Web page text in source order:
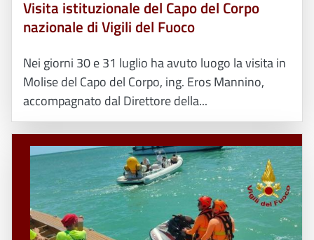
Visita istituzionale del Capo del Corpo
nazionale di Vigili del Fuoco
Nei giorni 30 e 31 luglio ha avuto luogo la visita in
Molise del Capo del Corpo, ing. Eros Mannino,
accompagnato dal Direttore della...